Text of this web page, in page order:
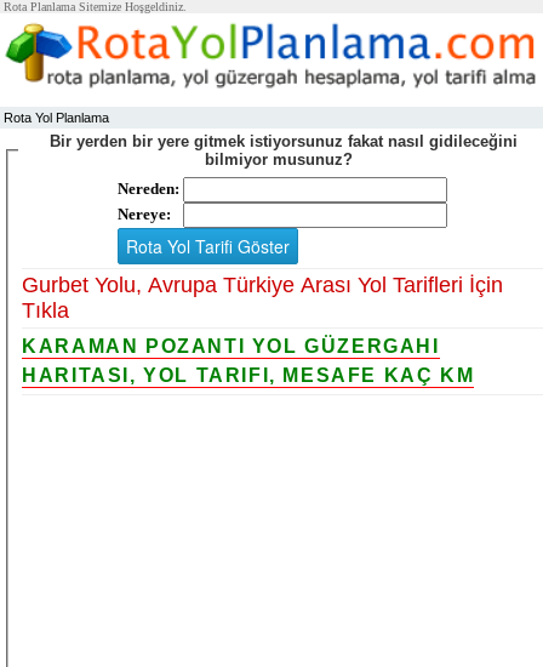
Rota Planlama Sitemize Hoşgeldiniz.
Rota Yol Planlama
Bir yerden bir yere gitmek istiyorsunuz fakat nasıl gidileceğini
bilmiyor musunuz?
Nereden:
Nereye:
Gurbet Yolu, Avrupa Türkiye Arası Yol Tarifleri İçin
Tıkla
KARAMAN POZANTI YOL GÜZERGAHI
HARITASI, YOL TARIFI, MESAFE KAÇ KM